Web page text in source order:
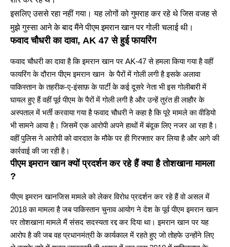
इसलिए उससे रहा नहीं गया। यह लोगों को गुमराह कर रहे थे जिस वजह से
मुझे गुस्सा आने के बाद मैंने पीएम इमरान खान पर गोली चलाई थी।
फवाद चौधरी का दावा, AK 47 से हुई फायरिंग
फवाद चौधरी का दावा है कि इमरान खान पर AK-47 से हमला किया गया है वहीं
फायरिंग के दौरान पीएम इमरान खान के पैरों में गोली लगी है इसके अलावा
पाकिस्तान के तहरीक-ए-इंसाफ़ के पार्टी के कई दूसरे नेता भी इस गोलीबारी में
घायल हुए हैं वहीं पूर्व पीएम के पैरों में गोली लगी है और उन्हें तुरंत ही लाहौर के
अस्पताल में भर्ती करवाया गया है फवाद चौधरी ने कहा है कि पूरे मामले का वीडियो
भी सामने आया है। जिसमें एक आरोपी अपने हाथों में बंदूक लिए नजर आ रहा है।
वहीं पुलिस ने आरोपी को वारदात के मौके पर ही गिरफ्तार कर लिया है और आगे की
कार्रवाई की जा रही है।
पीएम इमरान खान क्यों प्रदर्शन कर रहे हैं क्या है तोशखाना मामला
?
पीएम इमरान खानजिस मामले को लेकर विरोध प्रदर्शन कर रहे हैं वो असल में
2018 का मामला है जब पाकिस्तान चुनाव आयोग ने देश के पूर्व पीएम इमरान खान
पर तोशखाना मामले मैं संसद सदस्यता रद्द कर दिया था। इमरान खान पर यह
आरोप है की जब वह प्रधानमंत्री के कार्यकाल में रहते हुए जो तोहफे उन्होंने लिए